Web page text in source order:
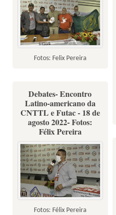
Fotos: Felix Pereira
Debates- Encontro
Latino-americano da
CNTTL e Futac - 18 de
agosto 2022- Fotos:
Félix Pereira
Fotos: Félix Pereira